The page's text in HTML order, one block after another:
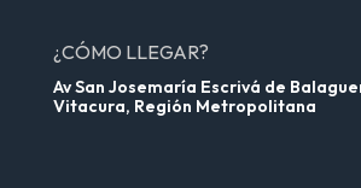
¿CÓMO LLEGAR?
Av San Josemaría Escrivá de
Vitacura, Región Metropolitana